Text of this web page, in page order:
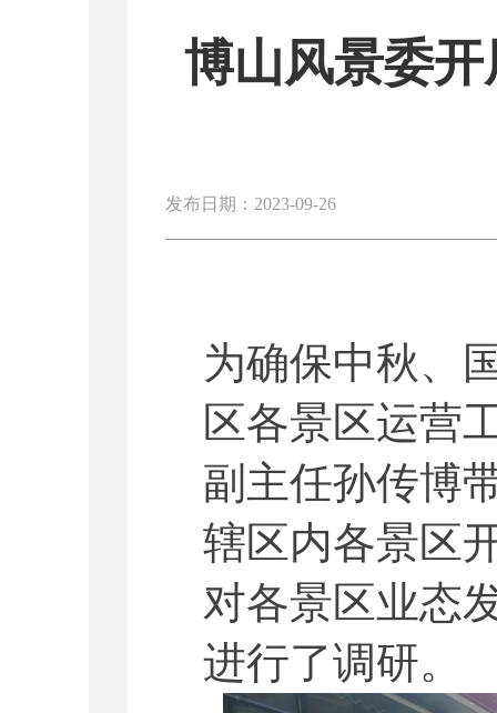
博山风景委
发布日期：2023-09-26
为确保中秋、
区各景区运营
副主任孙传博
辖区内各景区
对各景区业态
进行了调研。